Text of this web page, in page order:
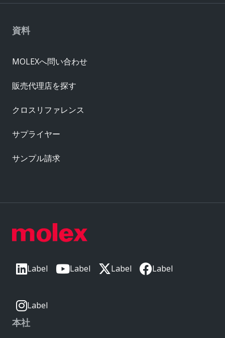
Label Label Label Label
Label
本社
資料
MOLEXへ問い合わせ
販売代理店を探す
クロスリファレンス
サプライヤー
サンプル請求